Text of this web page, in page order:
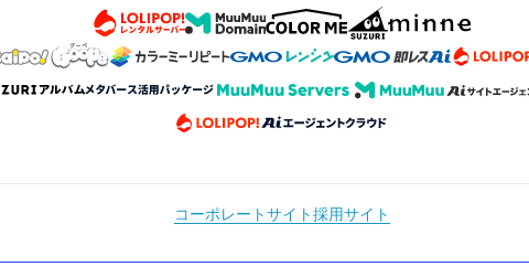
コーポレートサイト採用サイト